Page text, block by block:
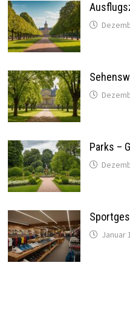
Parks –
Januar